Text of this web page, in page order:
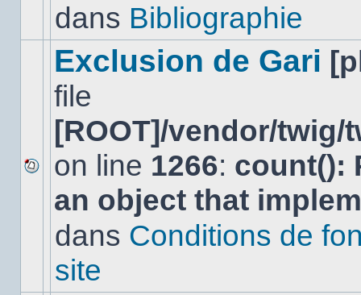
dansdans Bibliographie
Aucun
nouveau
message
sujet.
Exclusion de Gari
file
[ROOT]/vendor/
on line 1266: count():
an object that
dans Conditions de
site